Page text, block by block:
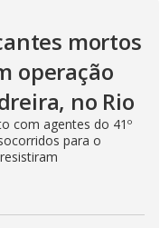
mortos
operação
no Rio
com agentes do 41º
para o